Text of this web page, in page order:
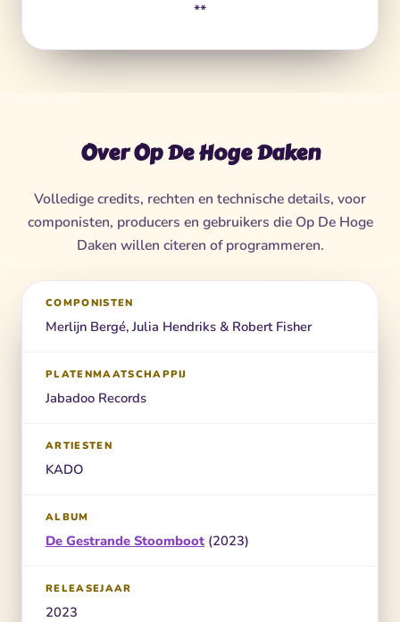
**
Over Op De Hoge Daken
Volledige credits, rechten en technische details, voor
componisten, producers en gebruikers die Op De Hoge
Daken willen citeren of programmeren.
COMPONISTEN
Merlijn Bergé, Julia Hendriks & Robert Fisher
PLATENMAATSCHAPPIJ
Jabadoo Records
ARTIESTEN
KADO
ALBUM
De Gestrande Stoomboot (2023)
RELEASEJAAR
2023